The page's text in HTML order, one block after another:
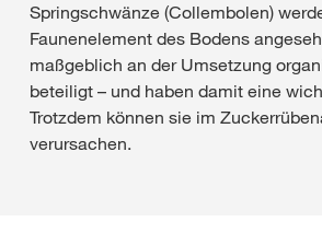
Springschwänze (Collembolen)
Faunenelement des Bodens
maßgeblich an der Umsetzung
beteiligt – und haben damit eine
Trotzdem können sie im
verursachen.